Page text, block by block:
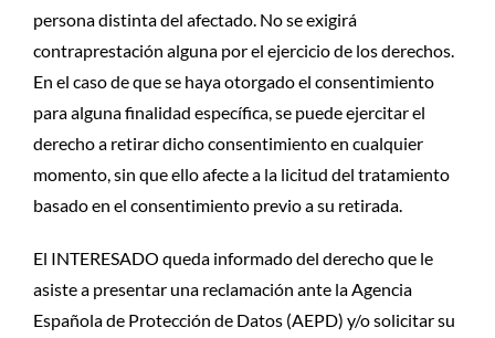
persona distinta del afectado. No se exigirá
contraprestación alguna por el ejercicio de los derechos.
En el caso de que se haya otorgado el consentimiento
para alguna finalidad específica, se puede ejercitar el
derecho a retirar dicho consentimiento en cualquier
momento, sin que ello afecte a la licitud del tratamiento
basado en el consentimiento previo a su retirada.
El INTERESADO queda informado del derecho que le
asiste a presentar una reclamación ante la Agencia
Española de Protección de Datos (AEPD) y/o solicitar su